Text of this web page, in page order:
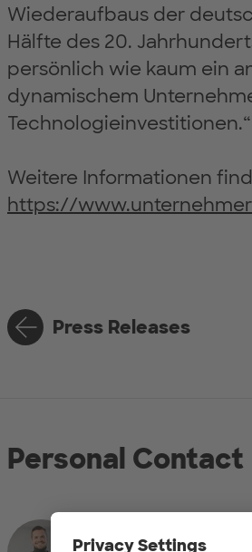
Wiederaufbaus der
Hälfte des 20.
persönlich wie kaum ein
dynamischem
Technologieinvestitionen.“
Weitere Informationen
https://
Press Releases
Personal Contact